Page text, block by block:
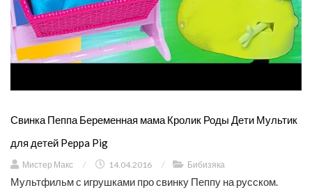
Свинка Пеппа Беременная мама Кролик Роды Дети Мультик
для детей Peppa Pig
Мистер Макс / 14.04.2016 / Бибизяка
Мультфильм с игрушками про свинку Пеппу на русском.